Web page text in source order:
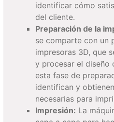
identificar cómo
del cliente.
Preparación de la
se comparte con un
impresoras 3D, que
y procesar el diseño
esta fase de
identifican y
necesarias para
Impresión: La